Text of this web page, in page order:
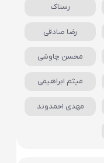
رستاک
رضا صادقی
محسن چاوشی
میثم ابراهیمی
مهدی احمدوند